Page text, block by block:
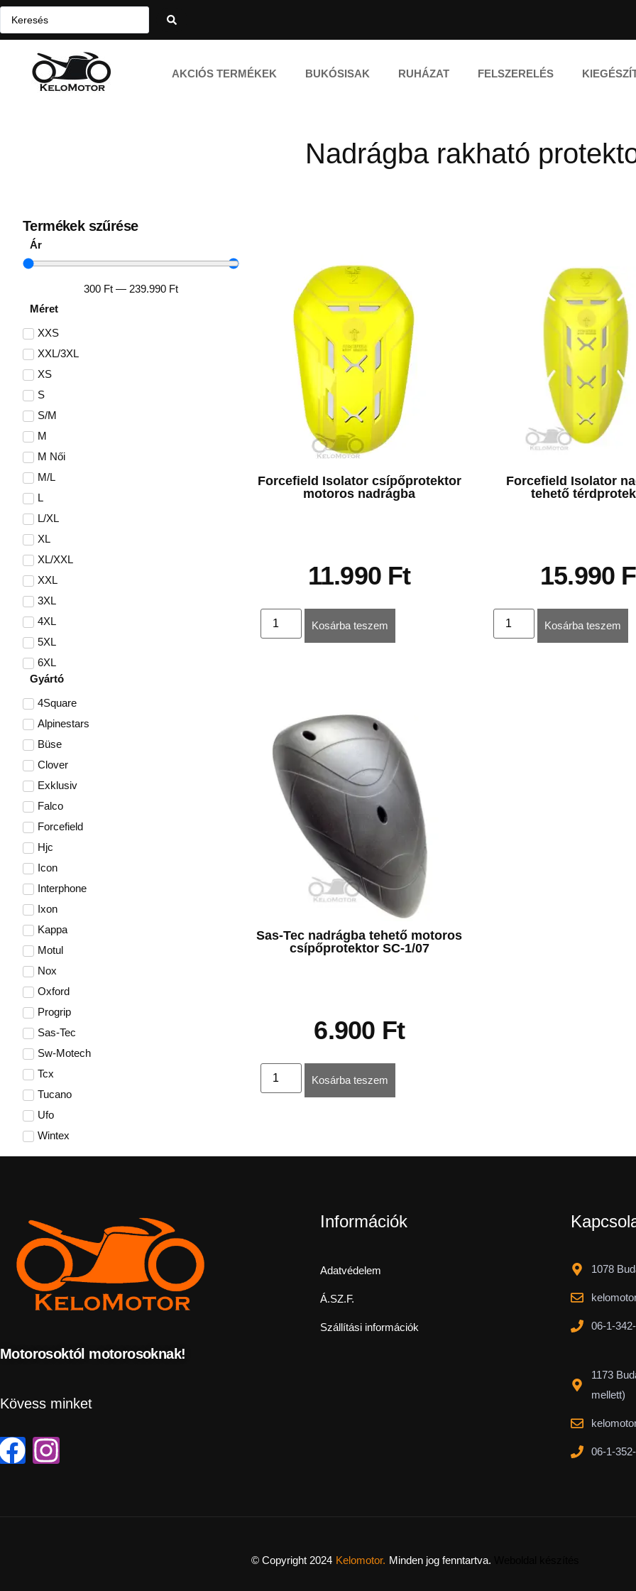
AKCIÓS TERMÉKEK BUKÓSISAK RUHÁZAT FELSZERELÉS
Nadrágba rakható
Termékek szűrése
Ár
300 Ft — 239.990 Ft
Méret
XXS
XXL/3XL
XS
S
S/M
M
M Női
M/L
L
L/XL
XL
XL/XXL
XXL
3XL
4XL
5XL
6XL
Gyártó
4Square
Alpinestars
Büse
Clover
Exklusiv
Falco
Forcefield
Hjc
Icon
Interphone
Ixon
Kappa
Motul
Nox
Oxford
Progrip
Sas-Tec
Sw-Motech
Tcx
Tucano
Ufo
Wintex
Forcefield Isolator csípőprotektor
motoros nadrágba
11.990 Ft
Kosárba teszem
Forcefield Isolator
tehető
15.990
Kosárba teszem
Sas-Tec nadrágba tehető motoros
csípőprotektor SC-1/07
6.900 Ft
Kosárba teszem
Motorosoktól motorosoknak!
Kövess minket
Információk
Adatvédelem
Á.SZ.F.
Szállítási információk
1078
06-1-
1173
mellett)
06-1-
© Copyright 2024 Kelomotor. Minden jog fenntartva.